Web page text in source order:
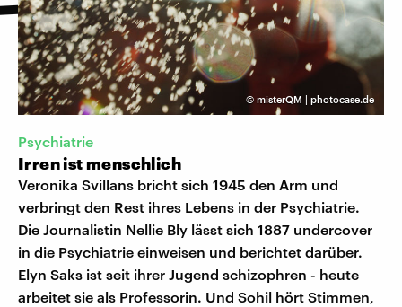
© misterQM | photocase.de
Psychiatrie
Irren ist menschlich
Veronika Svillans bricht sich 1945 den Arm und
verbringt den Rest ihres Lebens in der Psychiatrie.
Die Journalistin Nellie Bly lässt sich 1887 undercover
in die Psychiatrie einweisen und berichtet darüber.
Elyn Saks ist seit ihrer Jugend schizophren - heute
arbeitet sie als Professorin. Und Sohil hört Stimmen,